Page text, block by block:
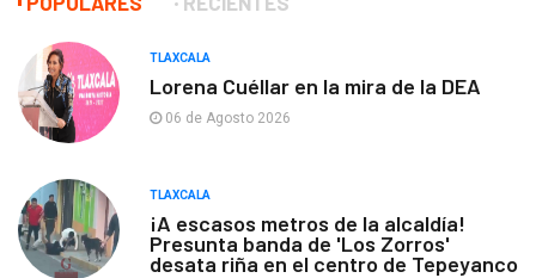
TLAXCALA
Lorena Cuéllar en la mira de la DEA
06 de Agosto 2026
TLAXCALA
¡A escasos metros de la alcaldía!
Presunta banda de 'Los Zorros'
desata riña en el centro de Tepeyanco